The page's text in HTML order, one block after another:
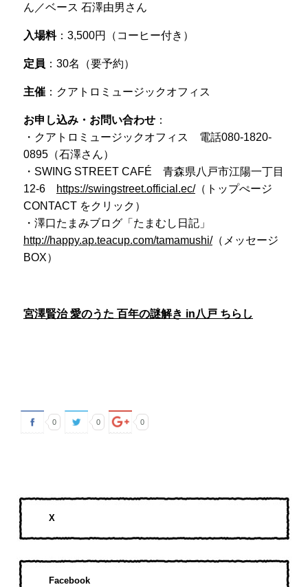
ん／ベース 石澤由男さん
入場料：3,500円（コーヒー付き）
定員 ：30名（要予約）
主催：クアトロミュージックオフィス
お申し込み・お問い合わせ：
・クアトロミュージックオフィス 電話080-1820-
0895（石澤さん）
・SWING STREET CAFÉ 青森県八戸市江陽一丁目
12-6
https://swingstreet.official.ec/（トップぺージ
CONTACT をクリック）
・澤口たまみブログ「たまむし日記」
http://happy.ap.teacup.com/tamamushi/（メッセージ
BOX）
宮澤賢治 愛のうた 百年の謎解き in八戸 ちらし
0 0 0
X
Facebook